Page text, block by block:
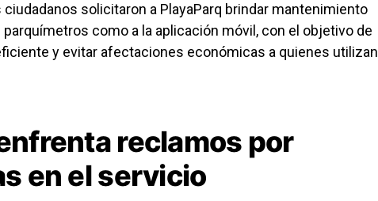
solicitaron a PlayaParq brindar mantenimiento
como a la aplicación móvil, con el objetivo de
y evitar afectaciones económicas a quienes utilizan
reclamos por
en el servicio